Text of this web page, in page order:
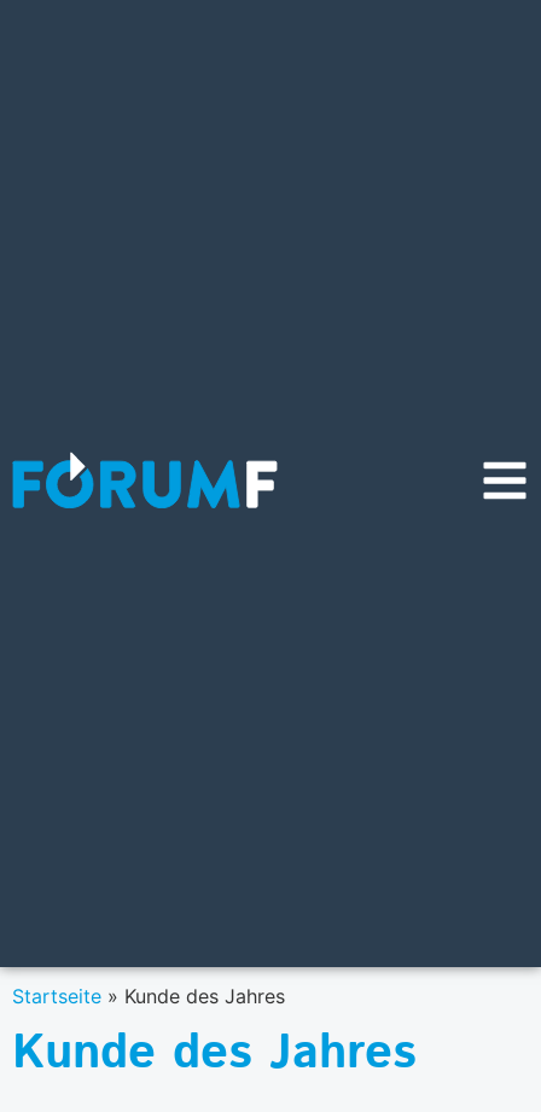
Startseite » Kunde des Jahres
Kunde des Jahres